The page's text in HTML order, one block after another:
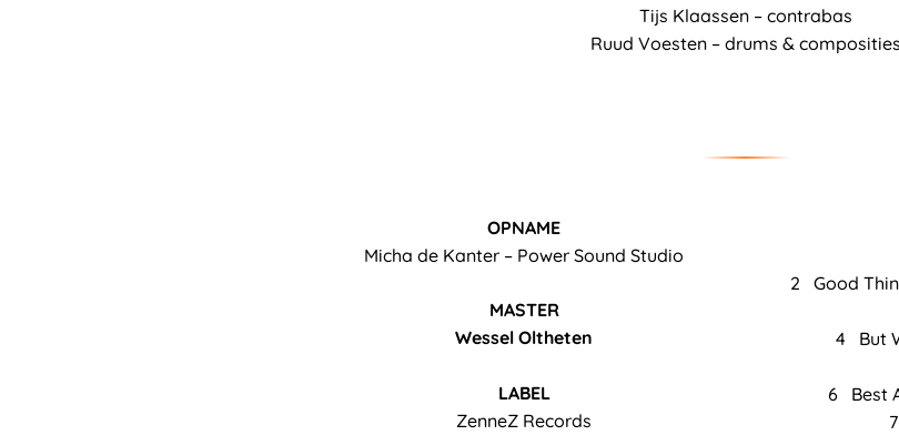
Tijs Klaassen – contrabas
Ruud Voesten – drums & composities
OPNAME
Micha de Kanter – Power Sound Studio
MASTER
Wessel Oltheten
LABEL
ZenneZ Records
2 Good
4 But
6 Best